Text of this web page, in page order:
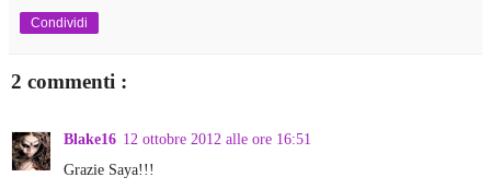
Condividi
2 commenti :
Blake16 12 ottobre 2012 alle ore 16:51
Grazie Saya!!!